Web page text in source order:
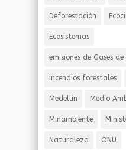
Deforestación
Ecosistemas
emisiones de Gases
incendios forestales
Medellin Medio
Minambiente
Naturaleza ONU